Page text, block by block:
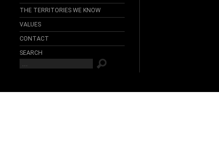
THE TERRITORIES WE KNOW
VALUES
CONTACT
SEARCH